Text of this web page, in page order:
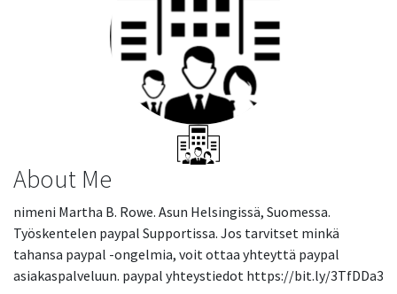
About Me
nimeni Martha B. Rowe. Asun Helsingissä, Suomessa.
Työskentelen paypal Supportissa. Jos tarvitset minkä
tahansa paypal -ongelmia, voit ottaa yhteyttä paypal
asiakaspalveluun. paypal yhteystiedot https://bit.ly/3TfDDa3